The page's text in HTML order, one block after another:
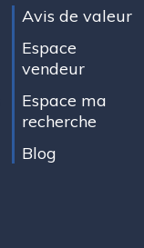
Avis de valeur
Espace
vendeur
Espace ma
recherche
Blog